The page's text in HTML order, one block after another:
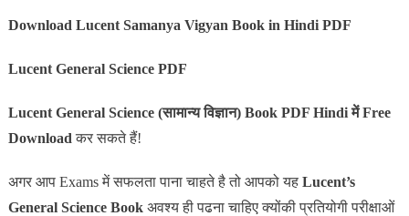
Download Lucent Samanya Vigyan Book in Hindi PDF
Lucent General Science PDF
Lucent General Science (सामान्य विज्ञान) Book PDF Hindi में Free
Download कर सकते हैं!
अगर आप Exams में सफलता पाना चाहते है तो आपको यह Lucent’s
General Science Book अवश्य ही पढना चाहिए क्योंकी प्रतियोगी परीक्षाओं